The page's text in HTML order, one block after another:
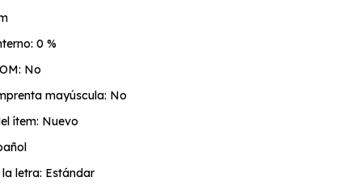
0 %
No
mayúscula: No
ítem: Nuevo
letra: Estándar